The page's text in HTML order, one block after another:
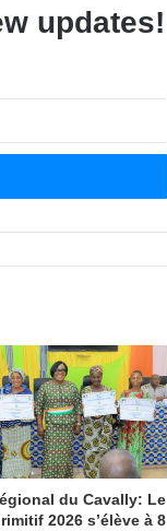
updates!
du Cavally: Le
2026 s’élève à 8